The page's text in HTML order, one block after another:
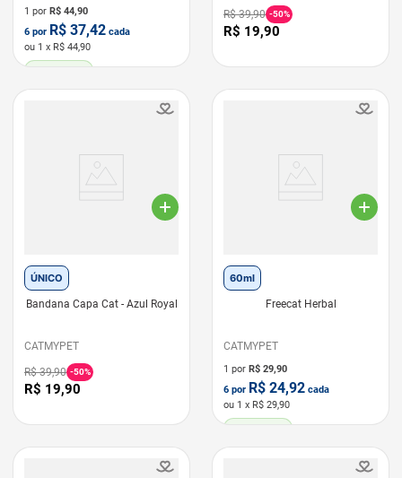
1 por R$ 44,90
6 por R$ 37,42 cada
ou 1 x R$ 44,90
R$ 39,90 -50%
R$ 19,90
ÚNICO
Bandana Capa Cat - Azul Royal
CATMYPET
R$ 39,90 -50%
R$ 19,90
60ml
Freecat Herbal
CATMYPET
1 por R$ 29,90
6 por R$ 24,92 cada
ou 1 x R$ 29,90